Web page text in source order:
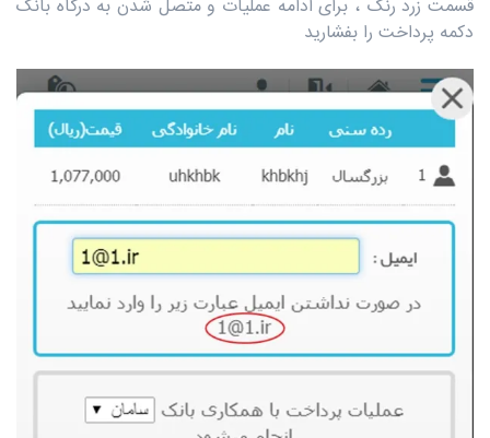
قسمت زرد رنگ ، برای ادامه عملیات و متصل شدن به درگاه بانک
دکمه پرداخت را بفشارید